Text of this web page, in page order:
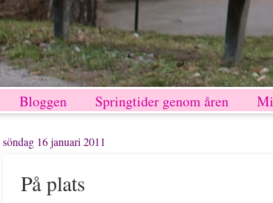
Bloggen Springtider genom åren
söndag 16 januari 2011
På plats